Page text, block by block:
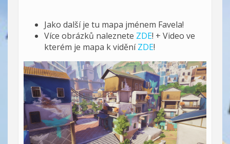
Jako další je tu mapa jménem Favela!
Více obrázků naleznete ZDE! + Video ve
kterém je mapa k viděníZDE!